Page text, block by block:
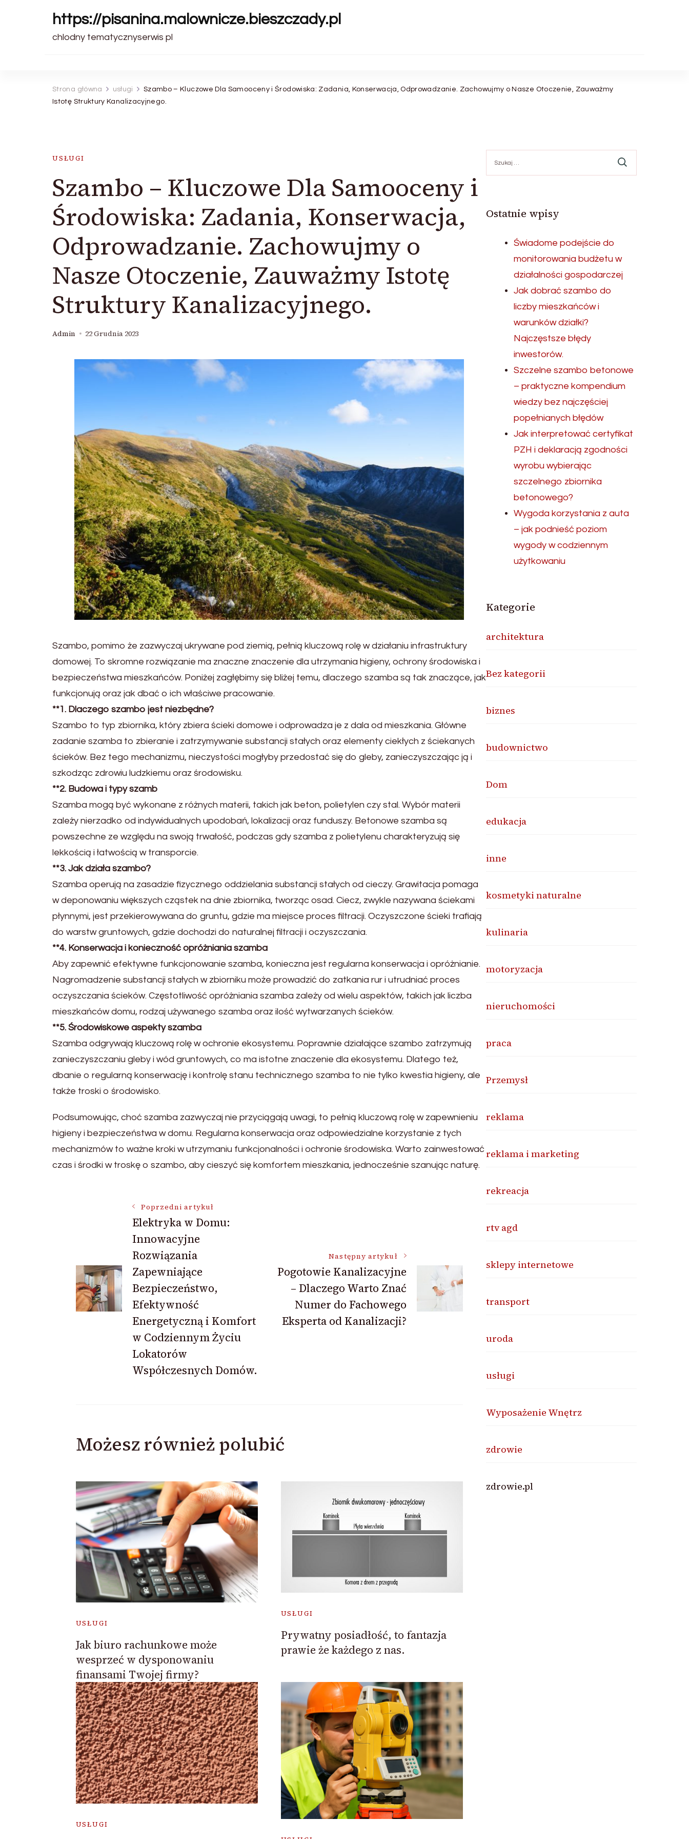
https://pisanina.malownicze.bieszczady.pl
chlodny tematycznyserwis pl
Strona główna usługi
Szambo – Kluczowe Dla Samooceny i Środowiska: Zadania, Konserwacja, Odprowadzanie. Zachowujmy o Nasze Otoczenie, Zauważmy
Istotę Struktury Kanalizacyjnego.
USŁUGI
Szambo – Kluczowe Dla Samooceny i
Środowiska: Zadania, Konserwacja,
Odprowadzanie. Zachowujmy o
Nasze Otoczenie, Zauważmy Istotę
Struktury Kanalizacyjnego.
Admin 22 Grudnia 2023
Szambo, pomimo że zazwyczaj ukrywane pod ziemią, pełnią kluczową rolę w działaniu infrastruktury
domowej. To skromne rozwiązanie ma znaczne znaczenie dla utrzymania higieny, ochrony środowiska i
bezpieczeństwa mieszkańców. Poniżej zagłębimy się bliżej temu, dlaczego szamba są tak znaczące, jak
funkcjonują oraz jak dbać o ich właściwe pracowanie.
**1. Dlaczego szambo jest niezbędne?
Szambo to typ zbiornika, który zbiera ścieki domowe i odprowadza je z dala od mieszkania. Główne
zadanie szamba to zbieranie i zatrzymywanie substancji stałych oraz elementy ciekłych z ściekanych
ścieków. Bez tego mechanizmu, nieczystości mogłyby przedostać się do gleby, zanieczyszczając ją i
szkodząc zdrowiu ludzkiemu oraz środowisku.
**2. Budowa i typy szamb
Szamba mogą być wykonane z różnych materii, takich jak beton, polietylen czy stal. Wybór materii
zależy nierzadko od indywidualnych upodobań, lokalizacji oraz funduszy. Betonowe szamba są
powszechne ze względu na swoją trwałość, podczas gdy szamba z polietylenu charakteryzują się
lekkością i łatwością w transporcie.
**3. Jak działa szambo?
Szamba operują na zasadzie fizycznego oddzielania substancji stałych od cieczy. Grawitacja pomaga
w deponowaniu większych cząstek na dnie zbiornika, tworząc osad. Ciecz, zwykle nazywana ściekami
płynnymi, jest przekierowywana do gruntu, gdzie ma miejsce proces filtracji. Oczyszczone ścieki trafiają
do warstw gruntowych, gdzie dochodzi do naturalnej filtracji i oczyszczania.
**4. Konserwacja i konieczność opróżniania szamba
Aby zapewnić efektywne funkcjonowanie szamba, konieczna jest regularna konserwacja i opróżnianie.
Nagromadzenie substancji stałych w zbiorniku może prowadzić do zatkania rur i utrudniać proces
oczyszczania ścieków. Częstotliwość opróżniania szamba zależy od wielu aspektów, takich jak liczba
mieszkańców domu, rodzaj używanego szamba oraz ilość wytwarzanych ścieków.
**5. Środowiskowe aspekty szamba
Szamba odgrywają kluczową rolę w ochronie ekosystemu. Poprawnie działające szambo zatrzymują
zanieczyszczaniu gleby i wód gruntowych, co ma istotne znaczenie dla ekosystemu. Dlatego też,
dbanie o regularną konserwację i kontrolę stanu technicznego szamba to nie tylko kwestia higieny, ale
także troski o środowisko.
Podsumowując, choć szamba zazwyczaj nie przyciągają uwagi, to pełnią kluczową rolę w zapewnieniu
higieny i bezpieczeństwa w domu. Regularna konserwacja oraz odpowiedzialne korzystanie z tych
mechanizmów to ważne kroki w utrzymaniu funkcjonalności i ochronie środowiska. Warto zainwestować
czas i środki w troskę o szambo, aby cieszyć się komfortem mieszkania, jednocześnie szanując naturę.
Nawigacja
wpisu
Poprzedni artykuł
Elektryka w Domu:
Innowacyjne
Rozwiązania
Zapewniające
Bezpieczeństwo,
Efektywność
Energetyczną i Komfort
w Codziennym Życiu
Lokatorów
Współczesnych Domów.
Następny artykuł
Pogotowie Kanalizacyjne
– Dlaczego Warto Znać
Numer do Fachowego
Eksperta od Kanalizacji?
Możesz również polubić
USŁUGI
Jak biuro rachunkowe może
wesprzeć w dysponowaniu
finansami Twojej firmy?
USŁUGI
Prywatny posiadłość, to fantazja
prawie że każdego z nas.
USŁUGI
Ostatnie wpisy
Świadome podejście do
monitorowania budżetu w
działalności gospodarczej
Jak dobrać szambo do
liczby mieszkańców i
warunków działki?
Najczęstsze błędy
inwestorów.
Szczelne szambo betonowe
– praktyczne kompendium
wiedzy bez najczęściej
popełnianych błędów
Jak interpretować certyfikat
PZH i deklaracją zgodności
wyrobu wybierając
szczelnego zbiornika
betonowego?
Wygoda korzystania z auta
– jak podnieść poziom
wygody w codziennym
użytkowaniu
Kategorie
architektura
Bez kategorii
biznes
budownictwo
Dom
edukacja
inne
kosmetyki naturalne
kulinaria
motoryzacja
nieruchomości
praca
Przemysł
reklama
reklama i marketing
rekreacja
rtv agd
sklepy internetowe
transport
uroda
usługi
Wyposażenie Wnętrz
zdrowie
zdrowie.pl